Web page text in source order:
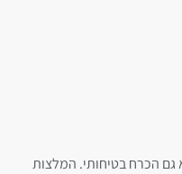
גם הכרח בטיחותי. המלצות